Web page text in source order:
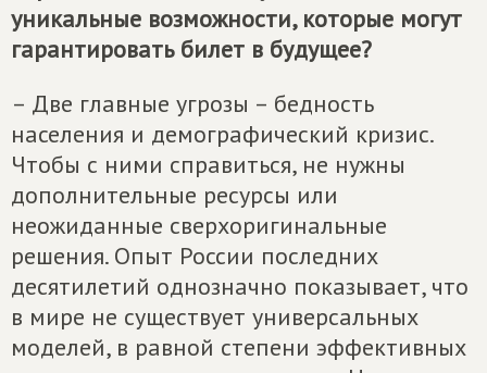
уникальные возможности, которые могут
гарантировать билет в будущее?
– Две главные угрозы – бедность
населения и демографический кризис.
Чтобы с ними справиться, не нужны
дополнительные ресурсы или
неожиданные сверхоригинальные
решения. Опыт России последних
десятилетий однозначно показывает, что
в мире не существует универсальных
моделей, в равной степени эффективных